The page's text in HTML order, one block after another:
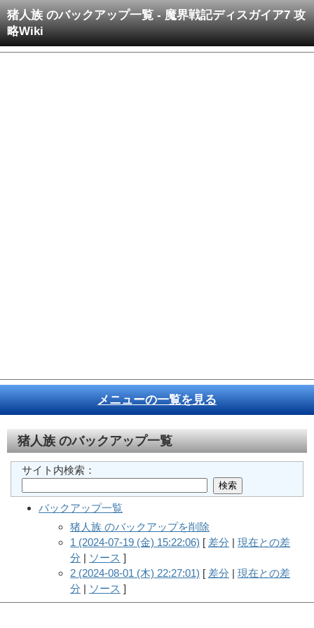
猪人族 のバックアップ一覧 - 魔界戦記ディスガイア7 攻
略Wiki
メニューの一覧を見る
猪人族のバックアップ一覧
サイト内検索：
バックアップ一覧
猪人族 のバックアップを削除
1 (2024-07-19 (金) 15:22:06) [ 差分 | 現在との差
分 | ソース ]
2 (2024-08-01 (木) 22:27:01) [ 差分 | 現在との差
分 | ソース ]